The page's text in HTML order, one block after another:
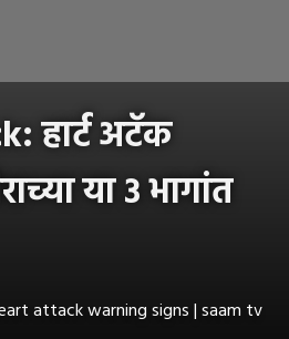
हार्ट अटॅक
या ३ भागांत
attack warning signs | saam tv